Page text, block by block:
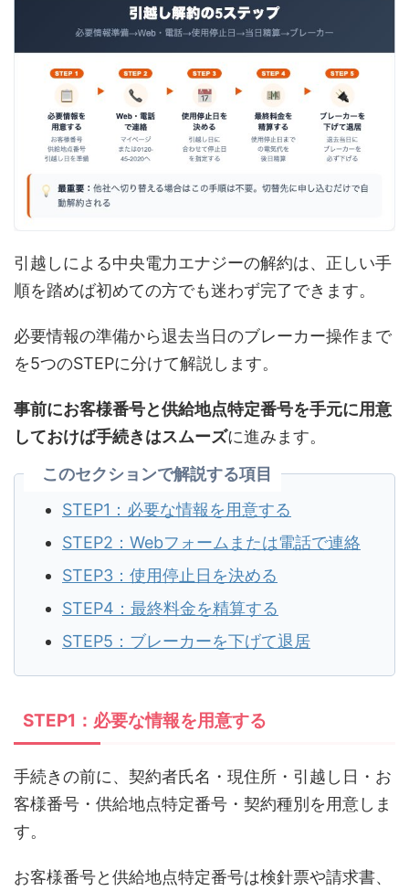
引越しによる中央電力エナジーの解約は、正しい手
順を踏めば初めての方でも迷わず完了できます。
必要情報の準備から退去当日のブレーカー操作まで
を5つのSTEPに分けて解説します。
事前にお客様番号と供給地点特定番号を手元に用意
しておけば手続きはスムーズに進みます。
このセクションで解説する項目
STEP1：必要な情報を用意する
STEP2：Webフォームまたは電話で連絡
STEP3：使用停止日を決める
STEP4：最終料金を精算する
STEP5：ブレーカーを下げて退居
STEP1：必要な情報を用意する
手続きの前に、契約者氏名・現住所・引越し日・お
客様番号・供給地点特定番号・契約種別を用意しま
す。
お客様番号と供給地点特定番号は検針票や請求書、